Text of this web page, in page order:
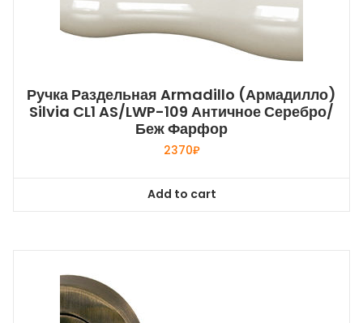
Ручка Раздельная Armadillo (Армадилло)
Silvia CL1 AS/LWP-109 Античное Серебро/
Беж Фарфор
2370₽
Add to cart